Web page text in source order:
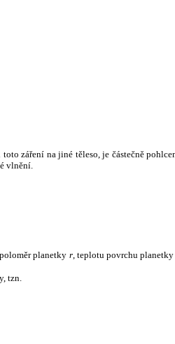
záření na jiné těleso, je částečně
vlnění.
planetky r, teplotu povrchu planetky
tzn.